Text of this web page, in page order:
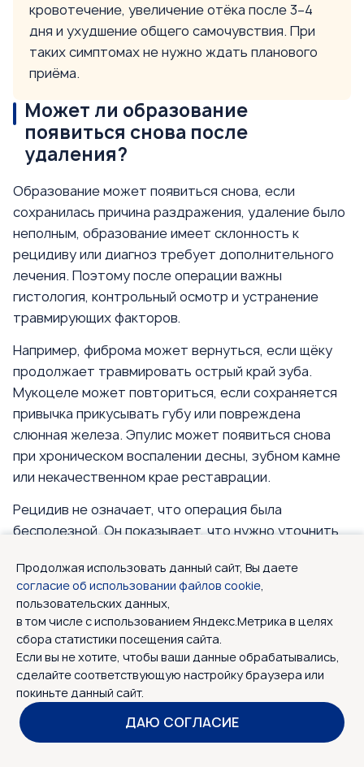
кровотечение, увеличение отёка после 3–4
дня и ухудшение общего самочувствия. При
таких симптомах не нужно ждать планового
приёма.
Может ли образование
появиться снова после
удаления?
Образование может появиться снова, если
сохранилась причина раздражения, удаление было
неполным, образование имеет склонность к
рецидиву или диагноз требует дополнительного
лечения. Поэтому после операции важны
гистология, контрольный осмотр и устранение
травмирующих факторов.
Например, фиброма может вернуться, если щёку
продолжает травмировать острый край зуба.
Мукоцеле может повториться, если сохраняется
привычка прикусывать губу или повреждена
слюнная железа. Эпулис может появиться снова
при хроническом воспалении десны, зубном камне
или некачественном крае реставрации.
Рецидив не означает, что операция была
бесполезной. Он показывает, что нужно уточнить
травмы и выбрать более полный план лечения.
Частые вопросы об удалении
образований во рту
Нужно ли удалять доброкачественное
образование во рту?
Больно ли удалять образование в
Продолжая использовать данный сайт, Вы даете
согласие об использовании файлов cookie,
пользовательских данных,
в том числе с использованием Яндекс.Метрика в целях
сбора статистики посещения сайта.
Если вы не хотите, чтобы ваши данные обрабатывались,
сделайте соответствующую настройку браузера или
покиньте данный сайт.
ДАЮ СОГЛАСИЕ